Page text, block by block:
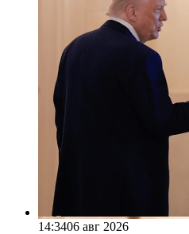
14:3406 авг 2026